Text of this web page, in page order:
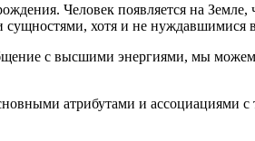
Человек появляется на
сущностями, хотя и не
с высшими энергиями, мы
атрибутами и ассоциациями